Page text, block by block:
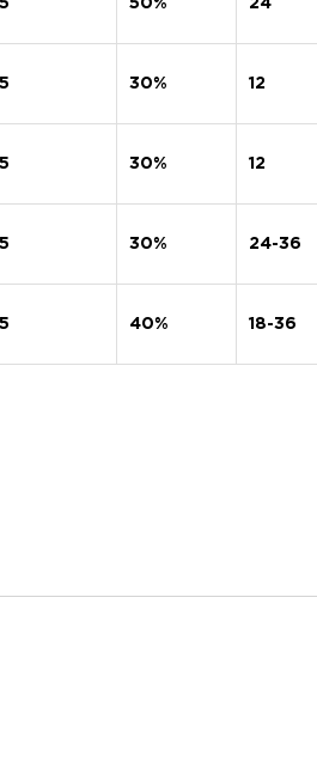
50% 24
30% 12
30% 12
30% 24-36
40% 18-36